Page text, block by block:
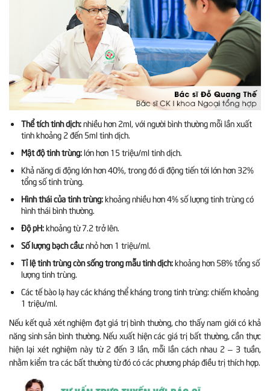
Thể tích tinh dịch:nhiều hơn 2ml, với người bình thường mỗi lần xuất
tinh khoảng 2 đến 5ml tinh dịch.
Mật độ tinh trùng:lớn hơn 15 triệu/ml tinh dịch.
Khả năng di động lớn hơn 40%, trong đó di động tiến tới lớn hơn 32%
tổng số tinh trùng.
Hình thái của tinh trùng:khoảng nhiều hơn 4% số lượng tinh trùng có
hình thái bình thường.
Độ pH:khoảng từ 7.2 trở lên.
Số lượng bạch cầu:nhỏ hơn 1 triệu/ml.
Tỉ lệ tinh trùng còn sống trong mẫu tinh dịch:khoảng hơn 58% tổng số
lượng tinh trùng.
Các tế bào lạ hay các kháng thể kháng trong tinh trùng: chiếm khoảng
1 triệu/ml.
Nếu kết quả xét nghiệm đạt giá trị bình thường, cho thấy nam giới có khả
năng sinh sản bình thường. Nếu xuất hiện các giá trị bất thường, cần thực
hiện lại xét nghiệm này từ 2 đến 3 lần, mỗi lần cách nhau 2 – 3 tuần,
nhằm kiểm tra các bất thường từ đó có các phương pháp điều trị thích hợp.